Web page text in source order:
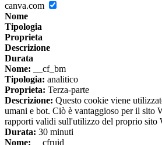
canva.com
Nome
Tipologia
Proprieta
Descrizione
Durata
Nome: __cf_bm
Tipologia: analitico
Proprieta: Terza-parte
Descrizione: Questo cookie viene
umani e bot. Ciò è vantaggioso per il sito
rapporti validi sull'utilizzo del proprio sito
Durata: 30 minuti
Nome: __cfruid